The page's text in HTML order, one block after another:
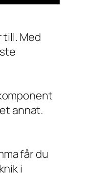
till. Med
annat.
får du
i